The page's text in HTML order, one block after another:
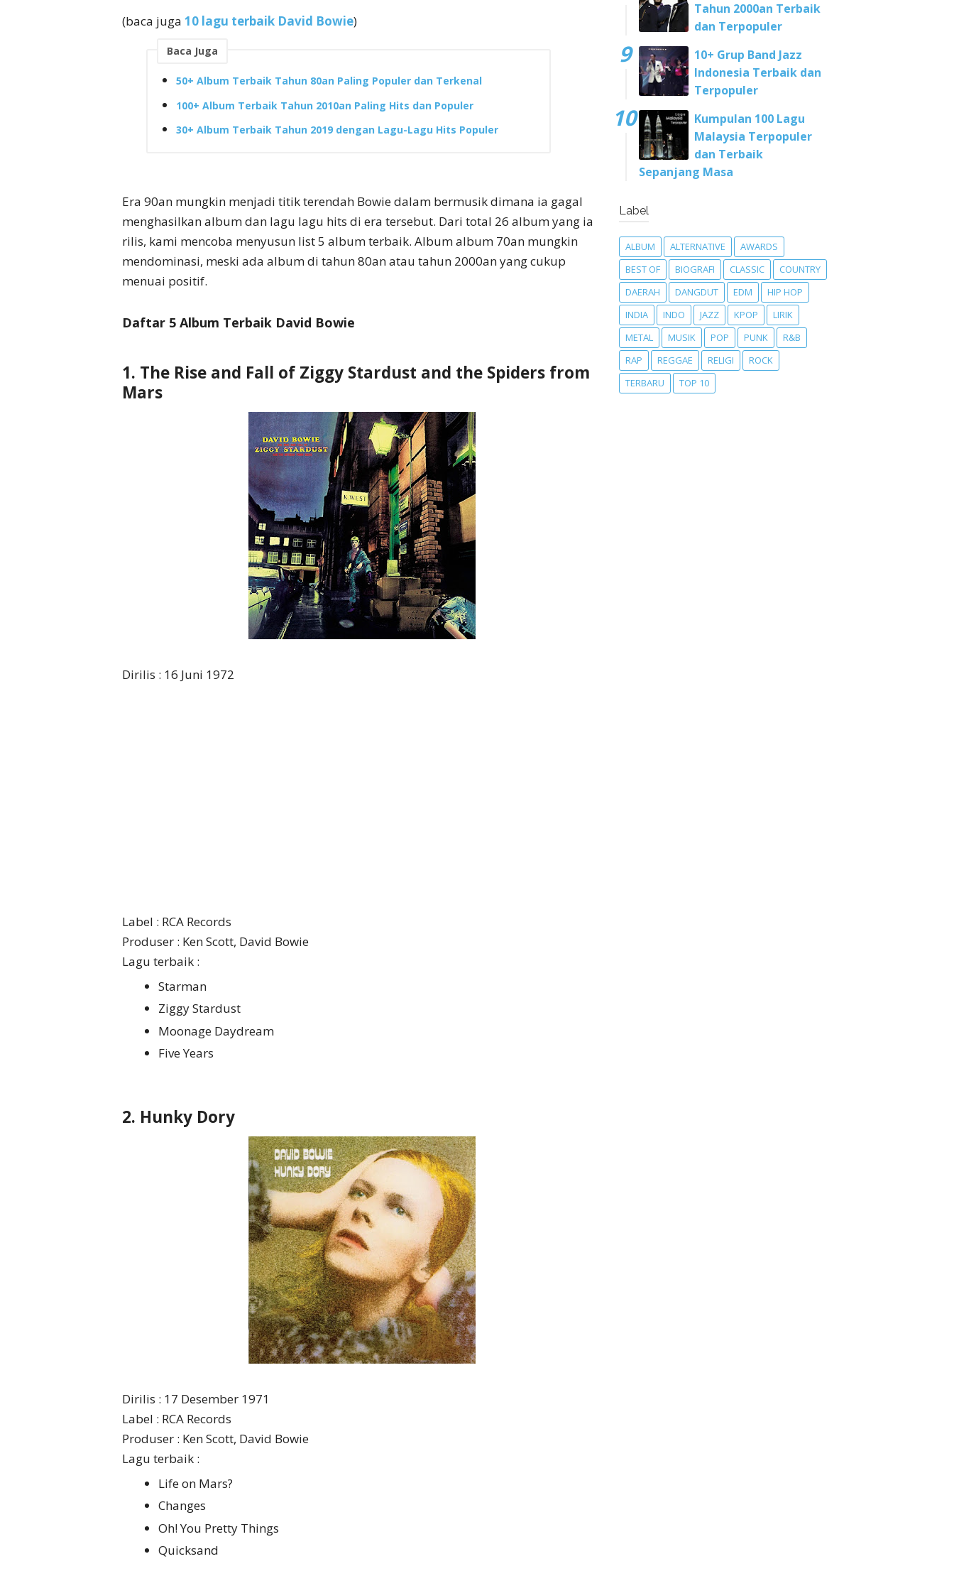
(baca juga 10 lagu terbaik David Bowie)
Baca Juga
50+ Album Terbaik Tahun 80an Paling Populer dan Terkenal
100+ Album Terbaik Tahun 2010an Paling Hits dan Populer
30+ Album Terbaik Tahun 2019 dengan Lagu-Lagu Hits Populer
Era 90an mungkin menjadi titik terendah Bowie dalam bermusik dimana ia gagal
menghasilkan album dan lagu lagu hits di era tersebut. Dari total 26 album yang ia
rilis, kami mencoba menyusun list 5 album terbaik. Album album 70an mungkin
mendominasi, meski ada album di tahun 80an atau tahun 2000an yang cukup
menuai positif.
Daftar 5 Album Terbaik David Bowie
1. The Rise and Fall of Ziggy Stardust and the Spiders from
Mars
Dirilis : 16 Juni 1972
Label : RCA Records
Produser : Ken Scott, David Bowie
Lagu terbaik :
Starman
Ziggy Stardust
Moonage Daydream
Five Years
2. Hunky Dory
Dirilis : 17 Desember 1971
Label : RCA Records
Produser : Ken Scott, David Bowie
Lagu terbaik :
Life on Mars?
Changes
Oh! You Pretty Things
Quicksand
Tahun 2000an Terbaik
dan Terpopuler
10+ Grup Band Jazz
Indonesia Terbaik dan
Terpopuler
Kumpulan 100 Lagu
Malaysia Terpopuler
dan Terbaik
Sepanjang Masa
Label
ALBUM ALTERNATIVE
AWARDS
BEST OF
BIOGRAFI CLASSIC
COUNTRY
DAERAH
DANGDUT EDM
HIP HOP
INDIA
INDO JAZZ KPOP
LIRIK
METAL
MUSIK POP PUNK
R&B
RAP
REGGAE RELIGI
ROCK
TERBARU
TOP 10